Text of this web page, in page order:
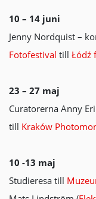
10 – 14 juni
Jenny Nordquist –
Fotofestival till Łódź
23 – 27 maj
Curatorerna Anny
till Kraków
10 -13 maj
Studieresa till